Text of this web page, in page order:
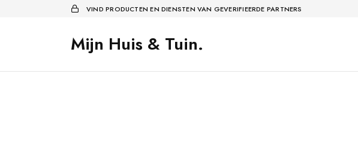
VIND PRODUCTEN EN DIENSTEN VAN GEVERIFIEERDE PARTNERS
Mijn Huis & Tuin.